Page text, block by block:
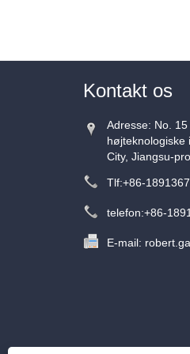
Kontakt os
Adresse: No.
højteknologiske
City, Jiangsu-
Tlf:+86-
telefon:+86-
E-mail: